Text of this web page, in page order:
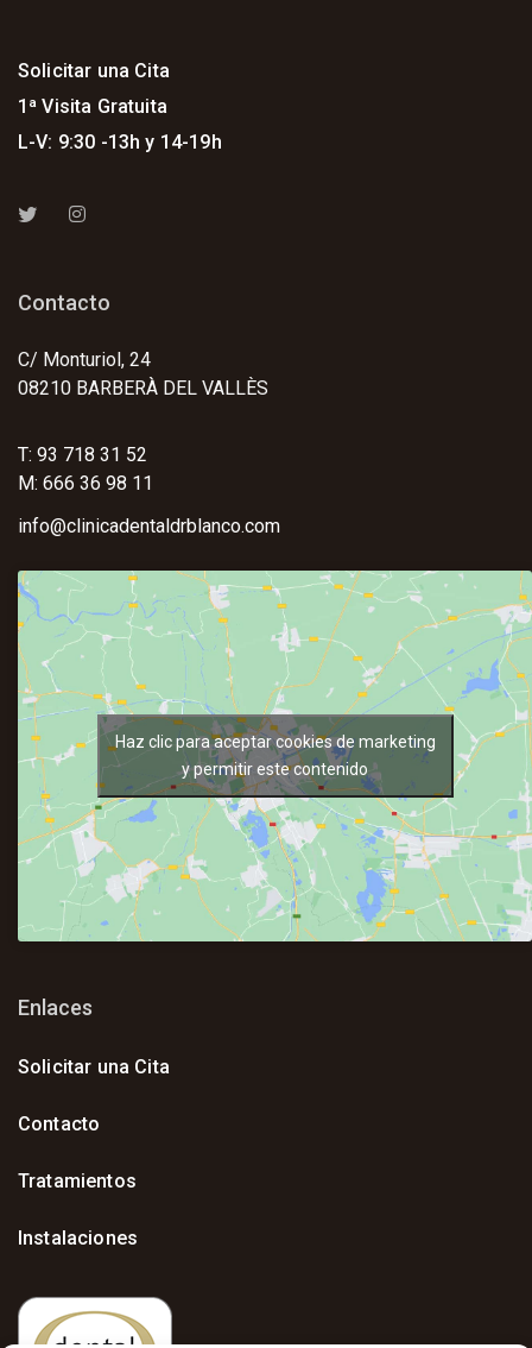
Solicitar una Cita
1ª Visita Gratuita
L-V: 9:30 -13h y 14-19h
Contacto
C/ Monturiol, 24
08210 BARBERÀ DEL VALLÈS
T: 93 718 31 52
M: 666 36 98 11
info@clinicadentaldrblanco.com
Haz clic para aceptar cookies de marketing
y permitir este contenido
Enlaces
Solicitar una Cita
Contacto
Tratamientos
Instalaciones